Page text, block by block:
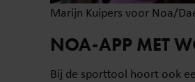
Marijn Kuipers voor Noa/
NOA-APP MET
Bij de sporttool hoort ook